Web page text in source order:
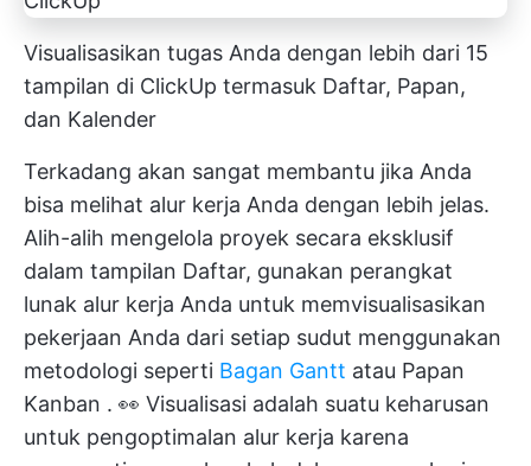
Visualisasikan tugas Anda dengan lebih dari 15
tampilan di ClickUp termasuk Daftar, Papan,
dan Kalender
Terkadang akan sangat membantu jika Anda
bisa melihat alur kerja Anda dengan lebih jelas.
Alih-alih mengelola proyek secara eksklusif
dalam tampilan Daftar, gunakan perangkat
lunak alur kerja Anda untuk memvisualisasikan
pekerjaan Anda dari setiap sudut menggunakan
metodologi seperti Bagan Gantt atau Papan
Kanban . 👀 Visualisasi adalah suatu keharusan
untuk pengoptimalan alur kerja karena